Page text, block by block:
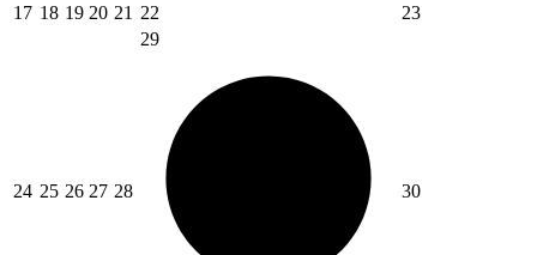
17 18 19 20 21 22 23
24 25 26 27 28
29
30